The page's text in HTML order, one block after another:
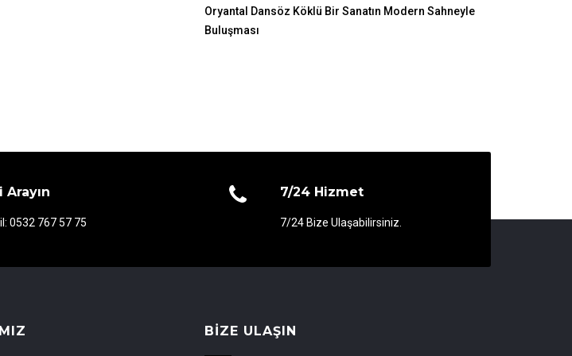
Oryantal Dansöz Köklü Bir Sanatın Modern Sahneyle
Buluşması
Arayın
0532 767 57 75
7/24 Hizmet
7/24 Bize Ulaşabilirsiniz.
BIZE ULAŞIN